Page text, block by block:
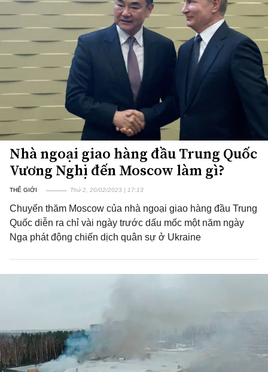
Nhà ngoại giao hàng đầu Trung Quốc
Vương Nghị đến Moscow làm gì?
THẾ GIỚI Thứ 2, 20/02/2023 | 17:13
Chuyến thăm Moscow của nhà ngoại giao hàng đầu Trung
Quốc diễn ra chỉ vài ngày trước dấu mốc một năm ngày
Nga phát động chiến dịch quân sự ở Ukraine